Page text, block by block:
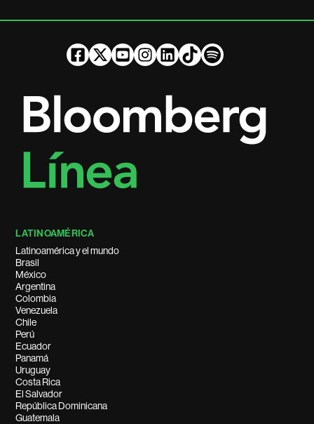
LATINOAMÉRICA
Latinoamérica y el mundo
Brasil
México
Argentina
Colombia
Venezuela
Chile
Perú
Ecuador
Panamá
Uruguay
Costa Rica
El Salvador
República Dominicana
Guatemala